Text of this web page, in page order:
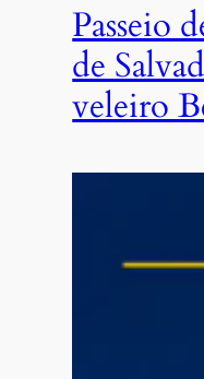
Passeio
de
veleiro